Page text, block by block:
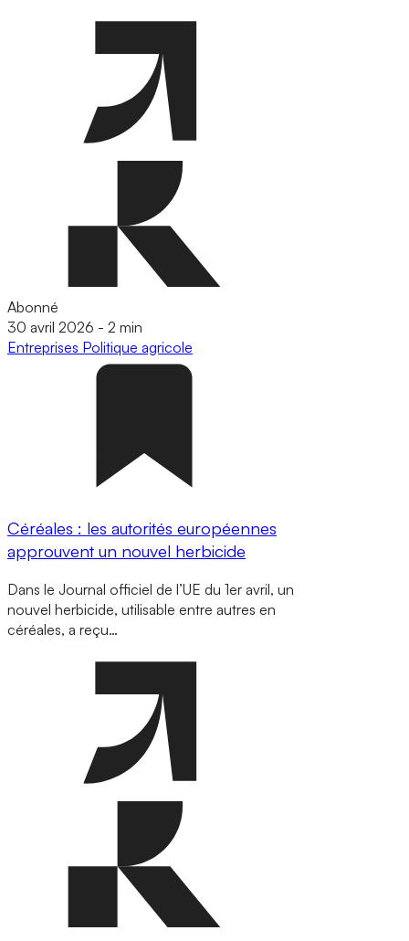
Abonné
30 avril 2026 - 2 min
Entreprises Politique agricole
Céréales : les autorités européennes
approuvent un nouvel herbicide
Dans le Journal officiel de l’UE du 1er avril, un
nouvel herbicide, utilisable entre autres en
céréales, a reçu…